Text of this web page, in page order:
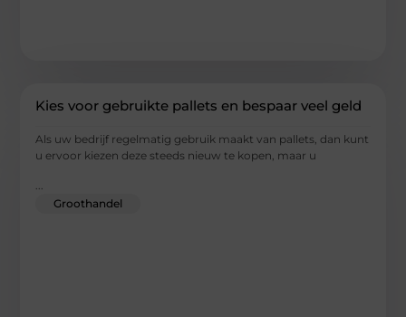
Kies voor gebruikte pallets en bespaar veel geld
Als uw bedrijf regelmatig gebruik maakt van pallets, dan kunt
u ervoor kiezen deze steeds nieuw te kopen, maar u
Groothandel